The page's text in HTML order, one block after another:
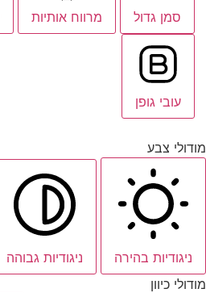
סמן גדול מרווח אותיות
עובי גופן
מודולי צבע
ניגודיות בהירה ניגודיות גבוהה
מודולי כיוון